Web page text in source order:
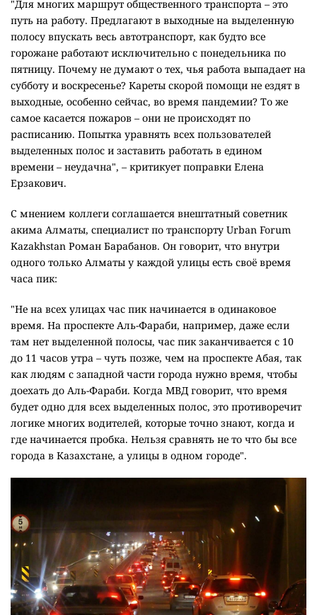
"Для многих маршрут общественного транспорта – это
путь на работу. Предлагают в выходные на выделенную
полосу впускать весь автотранспорт, как будто все
горожане работают исключительно с понедельника по
пятницу. Почему не думают о тех, чья работа выпадает на
субботу и воскресенье? Кареты скорой помощи не ездят в
выходные, особенно сейчас, во время пандемии? То же
самое касается пожаров – они не происходят по
расписанию. Попытка уравнять всех пользователей
выделенных полос и заставить работать в едином
времени – неудачна", – критикует поправки Елена
Ерзакович.
С мнением коллеги соглашается внештатный советник
акима Алматы, специалист по транспорту Urban Forum
Kazakhstan Роман Барабанов. Он говорит, что внутри
одного только Алматы у каждой улицы есть своё время
часа пик:
"Не на всех улицах час пик начинается в одинаковое
время. На проспекте Аль-Фараби, например, даже если
там нет выделенной полосы, час пик заканчивается с 10
до 11 часов утра – чуть позже, чем на проспекте Абая, так
как людям с западной части города нужно время, чтобы
доехать до Аль-Фараби. Когда МВД говорит, что время
будет одно для всех выделенных полос, это противоречит
логике многих водителей, которые точно знают, когда и
где начинается пробка. Нельзя сравнять не то что бы все
города в Казахстане, а улицы в одном городе".